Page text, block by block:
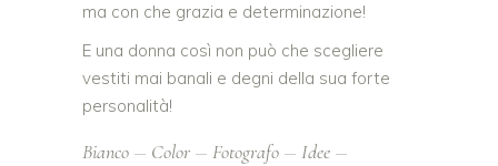
ma con che grazia e determinazione!
E una donna così non può che scegliere
vestiti mai banali e degni della sua forte
personalità!
Bianco Color Fotografo
Idee